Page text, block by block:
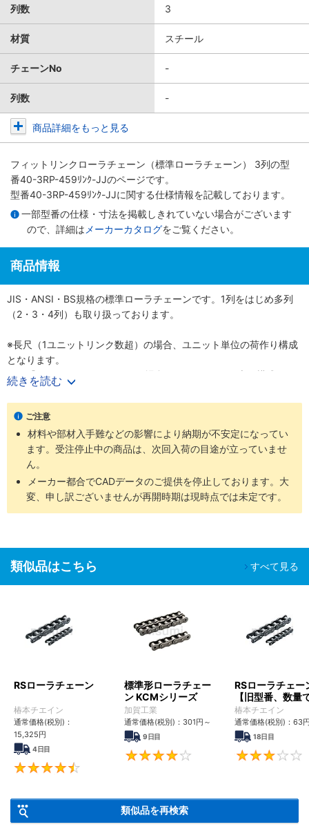
列数 3
材質 スチール
チェーンNo -
列数 -
商品詳細をもっと見る
フィットリンクローラチェーン（標準ローラチェーン） 3列の型
番40-3RP-459ﾘﾝｸ-JJのページです。
型番40-3RP-459ﾘﾝｸ-JJに関する仕様情報を記載しております。
一部型番の仕様・寸法を掲載しきれていない場合がございます
ので、詳細は メーカーカタログをご覧ください。
商品情報
JIS・ANSI・BS規格の標準ローラチェーンです。1列をはじめ多列
（2・3・4列）も取り扱っております。
※長尺（1ユニットリンク数超）の場合、ユニット単位の荷作り構成
となります。
例）『60-1RP-1600リンク』の場合、160リンク×10本の構成とな
ります。
続きを読む
ご注意
材料や部材入手難などの影響により納期が不安定になってい
ます。受注停止中の商品は、次回入荷の目途が立っていませ
ん。
メーカー都合でCADデータのご提供を停止しております。大
変、申し訳ございませんが再開時期は現時点では未定です。
類似品はこちら すべて見る
RSローラチェーン
椿本チエイン
通常価格(税別)：
15,325円
4日目
標準形ローラチェー
ン KCMシリーズ
加賀工業
通常価格(税別)： 301円 ～
9日目
4
RSローラチェー
【旧型番、数量
ンク数指定】
椿本チエイン
通常価格(税別)： 63
18日目
類似品を再検索